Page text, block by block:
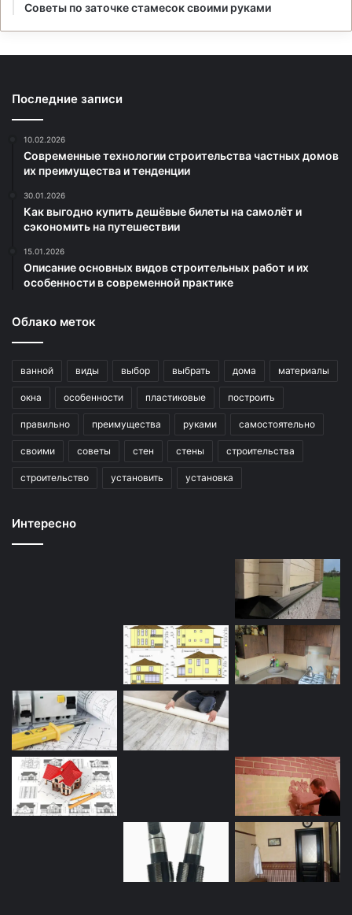
Советы по заточке стамесок своими руками
Последние записи
10.02.2026
Современные технологии строительства частных домов
их преимущества и тенденции
30.01.2026
Как выгодно купить дешёвые билеты на самолёт и
сэкономить на путешествии
15.01.2026
Описание основных видов строительных работ и их
особенности в современной практике
Облако меток
ванной виды выбор выбрать дома материалы
окна особенности пластиковые построить
правильно преимущества руками самостоятельно
своими советы стен стены строительства
строительство установить установка
Интересно